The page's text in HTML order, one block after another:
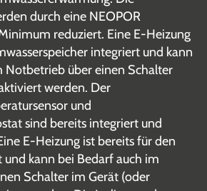
durch eine NEOPOR
reduziert. Eine E-Heizung
integriert und kann
Notbetrieb über einen Schalter
werden. Der
und
sind bereits integriert und
E-Heizung ist bereits für den
und kann bei Bedarf auch im
Schalter im Gerät (oder